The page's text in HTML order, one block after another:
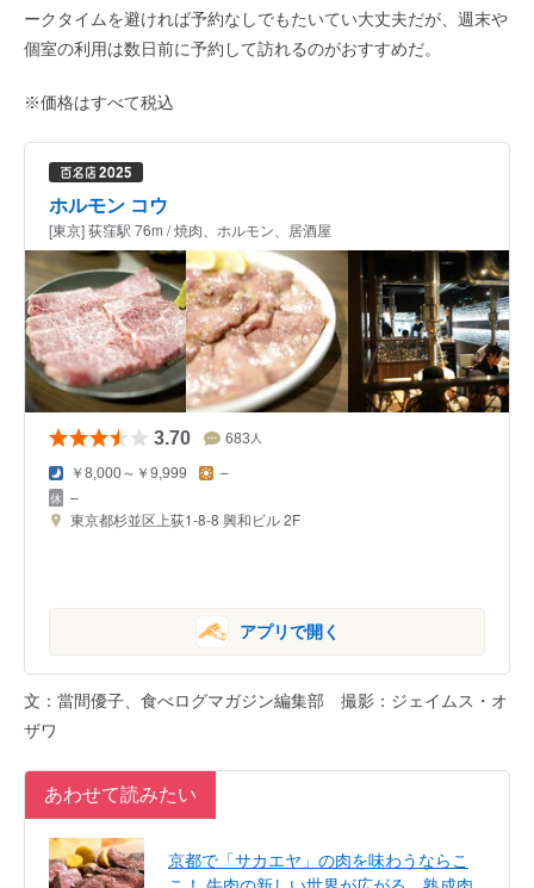
ークタイムを避ければ予約なしでもたいてい大丈夫だが、週末や
個室の利用は数日前に予約して訪れるのがおすすめだ。
※価格はすべて税込
ホルモン コウ
[東京] 荻窪駅 76m / 焼肉、ホルモン、居酒屋
3.70 683 人
￥8,000～￥9,999 –
–
東京都杉並区上荻1-8-8 興和ビル 2F
アプリで開く
文：當間優子、食べログマガジン編集部 撮影：ジェイムス・オ
ザワ
あわせて読みたい
京都で「サカエヤ」の肉を味わうならこ